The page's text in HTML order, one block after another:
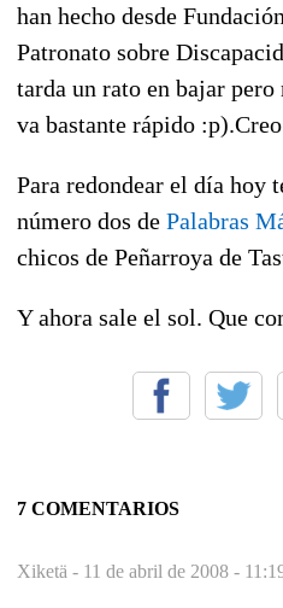
han hecho desde
Patronato sobre
tarda un rato en bajar pero
va bastante rápido
Para redondear el día hoy
número dos de Palabras
chicos de Peñarroya de
Y ahora sale el sol. Que
7 COMENTARIOS
Xiketä - 11 de abril de 2008 -